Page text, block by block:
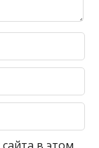
в этом